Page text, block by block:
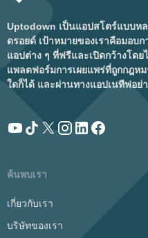
Uptodown เป็นแอปสโตร์แบบ
ดรอยด์ เป้าหมายของเราคือมอบ
แอปต่าง ๆ ที่ฟรีและเปิดกว้างโด
แพลตฟอร์มการเผยแพร่ที่ถูกกฎห
ใดก็ได้ และผ่านทางแอปเนทีฟอย่
ค้นพบเรา
เกี่ยวกับเรา
บริษัทของเรา